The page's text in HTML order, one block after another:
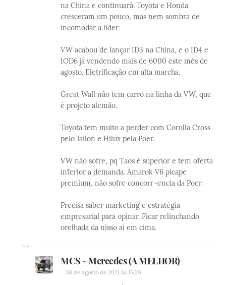
na China e continuará. Toyota e Honda
cresceram um pouco, mas nem sombra de
incomodar a lider.
VW acabou de lançar ID3 na China, e o ID4 e
IOD6 já vendendo mais de 6000 este mês de
agosto. Eletrificação em alta marcha.
Great Wall não tem carro na linha da VW, que
é projeto alemão.
Toyota tem muito a perder com Corolla Cross
pelo Jailon e Hilux pela Poer.
VW não sofre, pq Taos é superior e tem oferta
inferior a demanda. Amarok V6 picape
premium, não sofre concorr~encia da Poer.
Precisa saber marketing e estratégia
empresarial para opinar. Ficar relinchando
orelhada da nisso ai em cima.
MCS - Mercedes (A MELHOR)
30 de agosto de 2021 às 15:29